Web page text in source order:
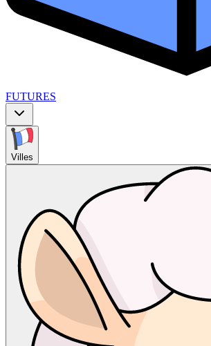
FUTURES
Villes